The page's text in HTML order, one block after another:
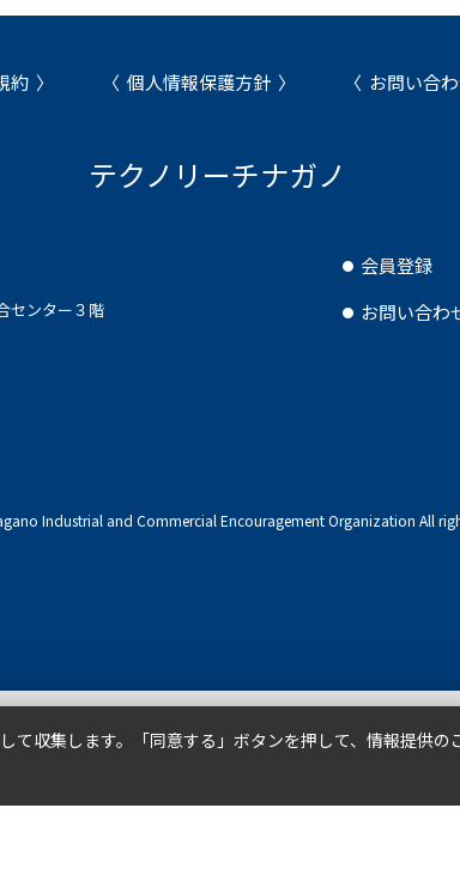
約 個人情報保護方針 お問い合
テクノリーチナガノ
センター３階
会員登録
お問い合わ
Industrial and Commercial Encouragement Organization All
収集します。「同意する」ボタンを押して、情報提供の